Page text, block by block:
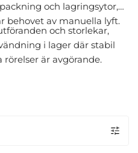
och lagringsytor,
behovet av manuella lyft.
och storlekar,
i lager där stabil
är avgörande.
Företag